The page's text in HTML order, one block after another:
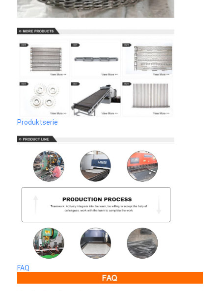
Wabenförderband
Förderkette-Platte
Foto-voltaischer SolarMesh Belt
Kette Mesh Belt
Gewundener Gefrierschrank-Gurt
Oven Conveyor Belt
Produktserie
FAQ